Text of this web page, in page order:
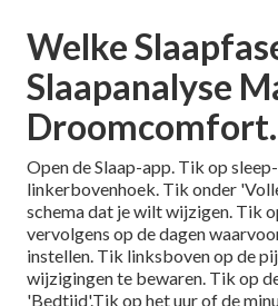
Welke
Slaapanalyse
Open de Slaap-app. Tik op
linkerbovenhoek. Tik onder
schema dat je wilt wijzigen. Tik
vervolgens op de dagen
instellen. Tik linksboven op de
wijzigingen te bewaren. Tik op
'Bedtijd'.Tik op het uur of de